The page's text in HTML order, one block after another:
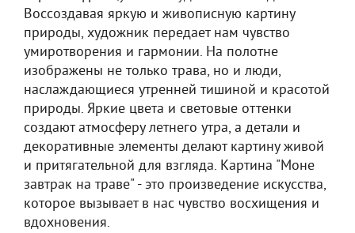
Воссоздавая яркую и живописную картину
природы, художник передает нам чувство
умиротворения и гармонии. На полотне
изображены не только трава, но и люди,
наслаждающиеся утренней тишиной и красотой
природы. Яркие цвета и световые оттенки
создают атмосферу летнего утра, а детали и
декоративные элементы делают картину живой
и притягательной для взгляда. Картина "Моне
завтрак на траве" - это произведение искусства,
которое вызывает в нас чувство восхищения и
вдохновения.